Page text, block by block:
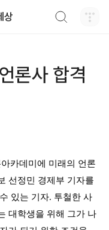
상
론사 합격
카데미에 미래의 언론
선정민 경제부 기자를
있는 기자. 투철한 사
대학생을 위해 그가 나